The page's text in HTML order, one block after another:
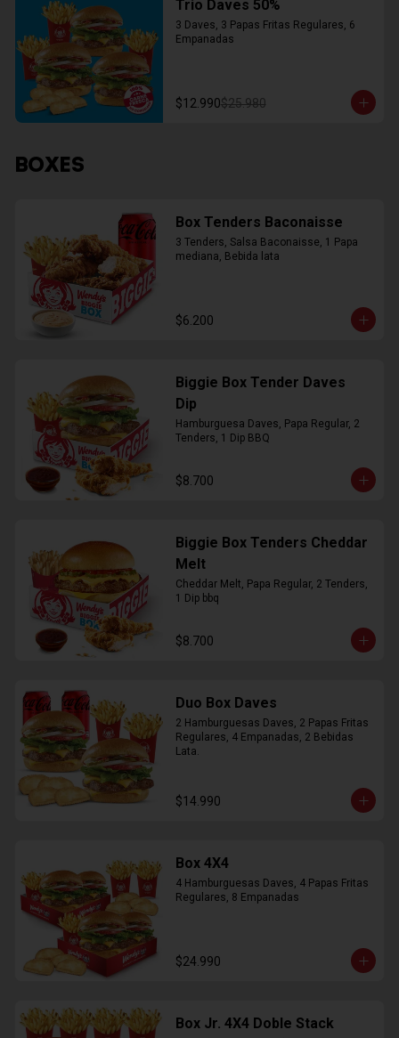
Trio Daves 50%
3 Daves, 3 Papas Fritas Regulares, 6
Empanadas
$12.990$25.980
BOXES
Box Tenders Baconaisse
3 Tenders, Salsa Baconaisse, 1 Papa
mediana, Bebida lata
$6.200
Biggie Box Tender Daves
Dip
Hamburguesa Daves, Papa Regular, 2
Tenders, 1 Dip BBQ
$8.700
Biggie Box Tenders Cheddar
Melt
Cheddar Melt, Papa Regular, 2 Tenders,
1 Dip bbq
$8.700
Duo Box Daves
2 Hamburguesas Daves, 2 Papas Fritas
Regulares, 4 Empanadas, 2 Bebidas
Lata.
$14.990
Box 4X4
4 Hamburguesas Daves, 4 Papas Fritas
Regulares, 8 Empanadas
$24.990
Box Jr. 4X4 Doble Stack